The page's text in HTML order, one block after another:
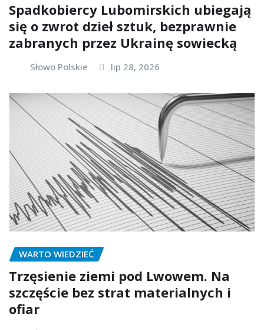
Spadkobiercy Lubomirskich ubiegają
się o zwrot dzieł sztuk, bezprawnie
zabranych przez Ukrainę sowiecką
Słowo Polskie lip 28, 2026
WARTO WIEDZIEĆ
Trzęsienie ziemi pod Lwowem. Na
szczęście bez strat materialnych i
ofiar